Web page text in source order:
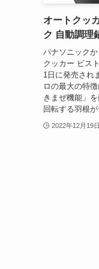
オートクッ
ク 自動調理
パナソニック
クッカー ビス
1日に発売され
ロの最大の特
きまぜ機能」
回転する羽根
2022年12月19日